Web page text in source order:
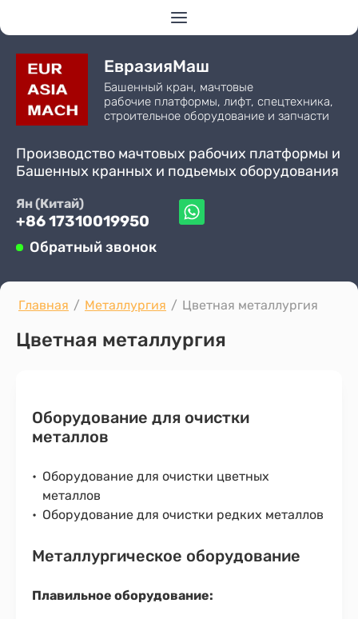
ЕвразияМаш
Башенный кран, мачтовые
рабочие платформы, лифт, спецтехника,
строительное оборудование и запчасти
Производство мачтовых рабочих платформы и
Башенных кранных и подьемых оборудования
Ян (Китай)
+86 17310019950
Обратный звонок
Главная / Металлургия / Цветная металлургия
Цветная металлургия
Оборудование для очистки
металлов
Оборудование для очистки цветных
металлов
Оборудование для очистки редких металлов
Металлургическое оборудование
Плавильное оборудование: